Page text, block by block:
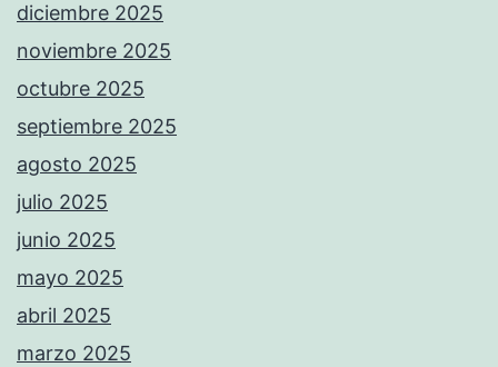
diciembre 2025
noviembre 2025
octubre 2025
septiembre 2025
agosto 2025
julio 2025
junio 2025
mayo 2025
abril 2025
marzo 2025